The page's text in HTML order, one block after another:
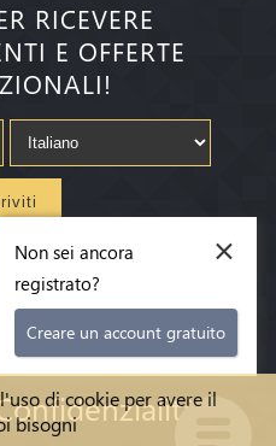
di cookie per avere il
bisogni
RICEVERE
E OFFERTE
State® ×
Non sei ancora
registrato?
Creare un account gratuito